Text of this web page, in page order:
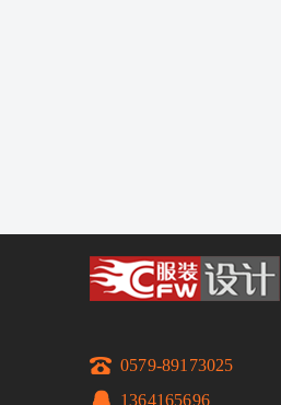
0579-89173025
1364165696